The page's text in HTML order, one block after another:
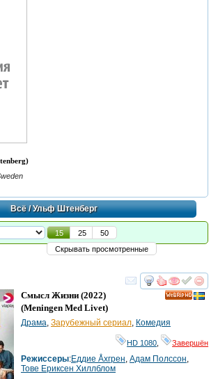
Всё/ Ульф Штенберг
15 25
50
Скрывать просмотренные
смотреть
Смысл Жизни (2022)
(Meningen Med Livet)
Драма Зарубежный сериал Комедия
HD 1080 Завершён
Режиссеры:Еддие Åхгрен Адам Полссон
Тове Ериксен Хиллблом